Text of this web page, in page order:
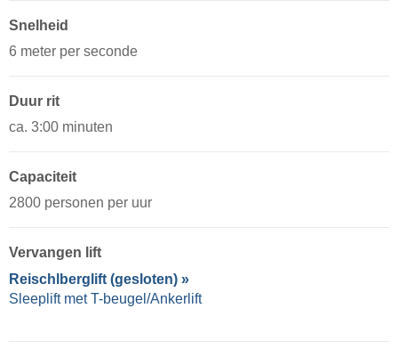
Snelheid
6 meter per seconde
Duur rit
ca. 3:00 minuten
Capaciteit
2800 personen per uur
Vervangen lift
Reischlberglift (gesloten) »
Sleeplift met T-beugel/Ankerlift